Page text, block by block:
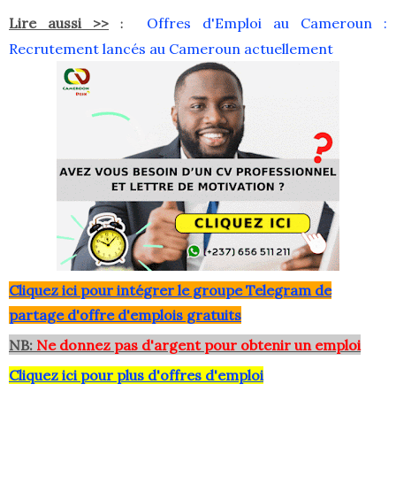
Lire aussi >> : Offres d'Emploi au Cameroun :
Recrutement lancés au Cameroun actuellement
Cliquez ici pour intégrer le groupe Telegram de
partage d'offre d'emplois gratuits
NB: Ne donnez pas d'argent pour obtenir un emploi
Cliquez ici pour plus d'offres d'emploi